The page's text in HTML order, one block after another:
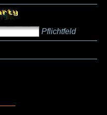
Pflichtfeld